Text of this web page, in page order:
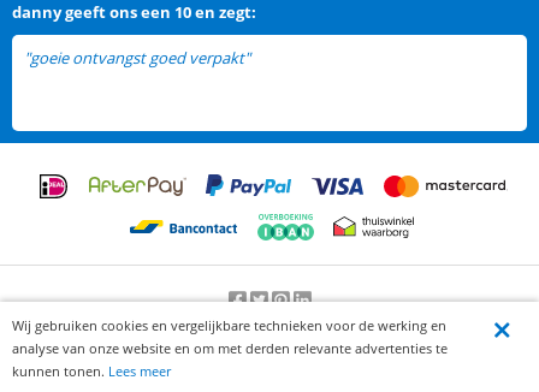
dannygeeft ons een 10 en zegt:
"goeie ontvangst goed verpakt"
Beoordeling door klanten:9.2/10-25000beoordelingen
Wij gebruiken cookies en vergelijkbare technieken voor de werking en
analyse van onze website en om met derden relevante advertenties te
kunnen tonen. Lees meer